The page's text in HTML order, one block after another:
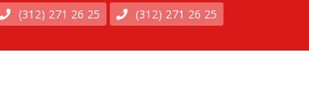
(312) 271 26 25 (312) 271 26 25